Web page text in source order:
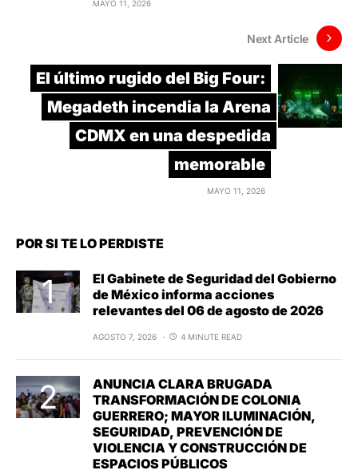
MAYO 11, 2026
Next Article
El último rugido del Big Four:
Megadeth incendia la Arena
CDMX en una despedida
memorable
MAYO 11, 2026
POR SI TE LO PERDISTE
El Gabinete de Seguridad del Gobierno
de México informa acciones
relevantes del 06 de agosto de 2026
AGOSTO 7, 2026 4 MINUTE READ
ANUNCIA CLARA BRUGADA
TRANSFORMACIÓN DE COLONIA
GUERRERO; MAYOR ILUMINACIÓN,
SEGURIDAD, PREVENCIÓN DE
VIOLENCIA Y CONSTRUCCIÓN DE
ESPACIOS PÚBLICOS